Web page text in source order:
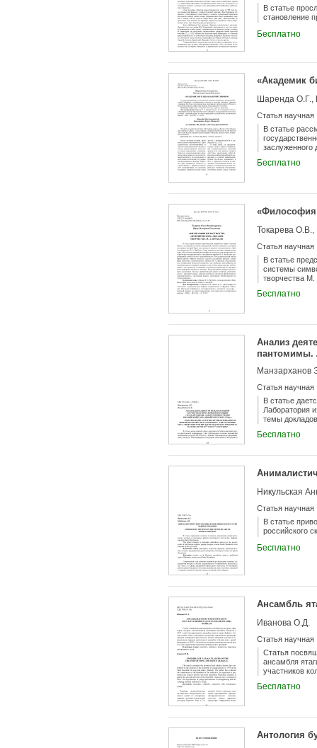
В статье
становление
Бесплатно
«Академик
Шаренда О.Г.,
Статья научная
В статье
заслуженного
Бесплатно
«Философия
Токарева
Статья научная
В статье
системы
творчества
понимание
быть
анализ
Бесплатно
Анализ
пантомимы.
вв."
Манзарханов
Статья научная
В статье
Лаборатория
темы
Бесплатно
Никульская
Статья научная
В статье
российского
Бесплатно
Ансамбль
Иванова О.Д.
Статья научная
Статья
ансамбля
участников
Отмечается
Бесплатно
Антология